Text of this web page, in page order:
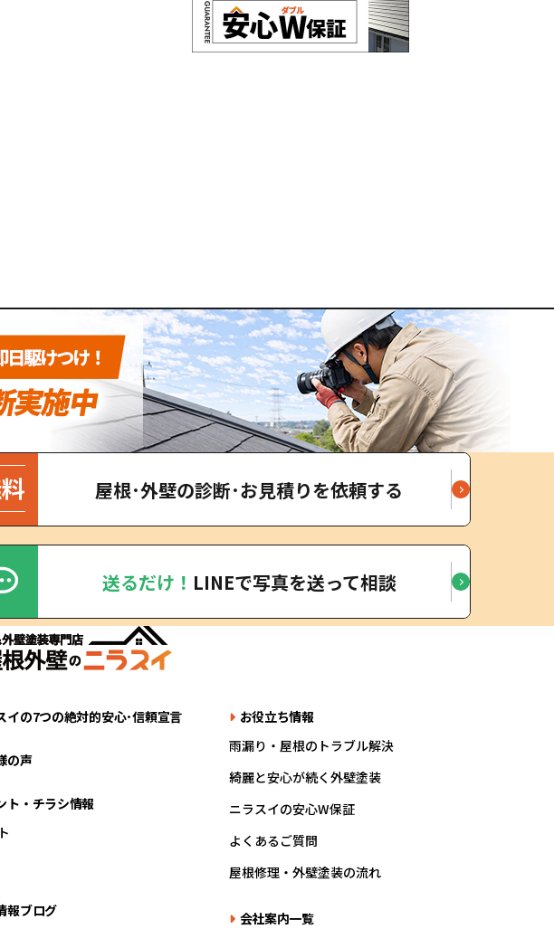
屋根･外壁の診断･お見積りを依頼する
送るだけ！ LINEで写真を送って相談
イの7つの絶対的安心･信頼宣言
の声
ト・チラシ情報
報ブログ
お役立ち情報
雨漏り・屋根のトラブル解決
綺麗と安心が続く外壁塗装
ニラスイの安心W保証
よくあるご質問
屋根修理・外壁塗装の流れ
会社案内一覧